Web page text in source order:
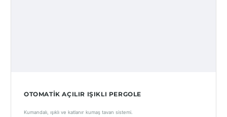
OTOMATIK AÇILIR IŞIKLI PERGOLE
Kumandalı, ışıklı ve katlanır kumaş tavan sistemi.